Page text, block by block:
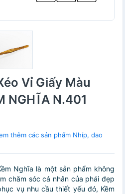
Vỉ Giấy Màu
NGHĨA N.401
thêm các sản phẩm Nhíp, dao
Nghĩa là một sản phẩm không
chăm sóc cá nhân của phái đẹp
vụ nhu cầu thiết yếu đó, Kềm